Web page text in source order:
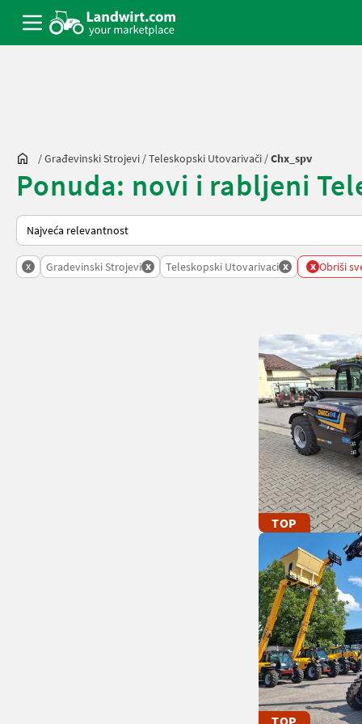
/Građevinski Strojevi /Teleskopski Utovarivači /Chx_spv
Ponuda: novi i rabljeni
Način na koji sortira Landwirt.com
x Gradevinski Strojevi x Teleskopski Utovarivaci x x Obriši
TOP
TOP